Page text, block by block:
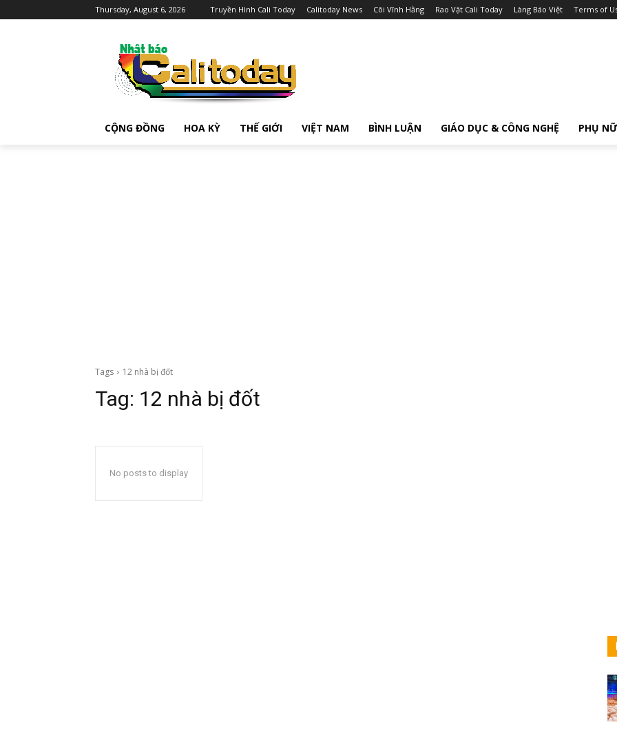
Thursday, August 6, 2026 Truyền Hình Cali Today Calitoday News Cõi Vĩnh Hằng Rao Vặt Cali Today Làng Báo Việt Terms of
CỘNG ĐỒNG HOA KỲ THẾ GIỚI VIỆT NAM BÌNH LUẬN GIÁO DỤC & CÔNG NGHỆ PHỤ NỮ
Tags 12 nhà bị đốt
Tag: 12 nhà bị đốt
No posts to display